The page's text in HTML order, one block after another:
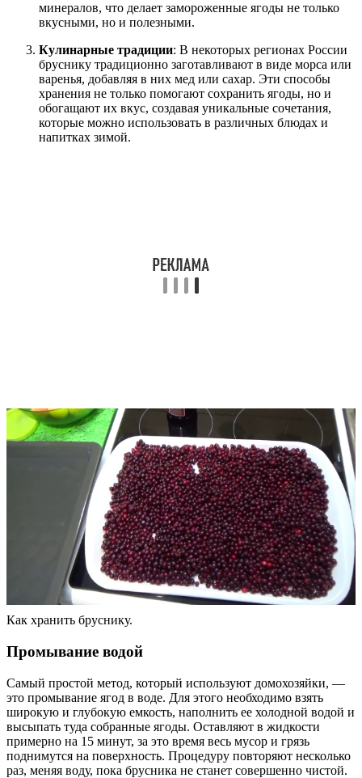
минералов, что делает замороженные ягоды не только
вкусными, но и полезными.
Кулинарные традиции: В некоторых регионах России
бруснику традиционно заготавливают в виде морса или
варенья, добавляя в них мед или сахар. Эти способы
хранения не только помогают сохранить ягоды, но и
обогащают их вкус, создавая уникальные сочетания,
которые можно использовать в различных блюдах и
напитках зимой.
Как хранить бруснику.
Промывание водой
Самый простой метод, который используют домохозяйки, —
это промывание ягод в воде. Для этого необходимо взять
широкую и глубокую емкость, наполнить ее холодной водой и
высыпать туда собранные ягоды. Оставляют в жидкости
примерно на 15 минут, за это время весь мусор и грязь
поднимутся на поверхность. Процедуру повторяют несколько
раз, меняя воду, пока брусника не станет совершенно чистой.